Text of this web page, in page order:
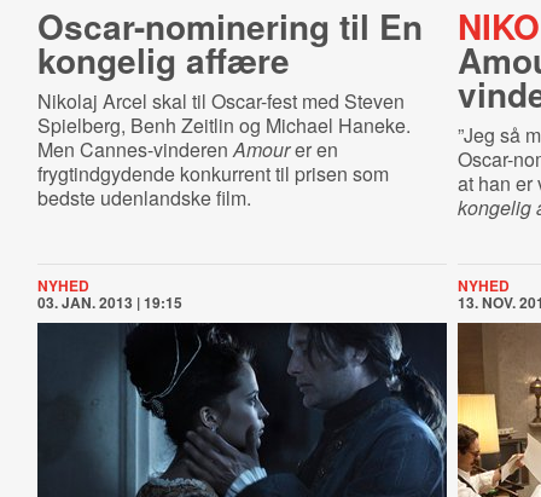
Oscar-​no­mi­ne­ring til En
kongelig affære
Nikolaj Arcel skal til Oscar-fest med Steven
Spielberg, Benh Zeitlin og Michael Haneke.
Men Cannes-vinderenAmourer en
frygtindgydende konkurrent til prisen som
bedste udenlandske film.
”Jeg så
Oscar-
at han
kongelig
NYHED
03. JAN. 2013 | 19:15
NYHED
13. NOV.